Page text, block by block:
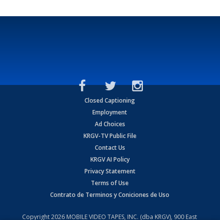
Closed Captioning
Employment
Ad Choices
KRGV-TV Public File
Contact Us
KRGV AI Policy
Privacy Statement
Terms of Use
Contrato de Terminos y Coniciones de Uso
Copyright2026 MOBILE VIDEO TAPES, INC. (dba KRGV), 900 East